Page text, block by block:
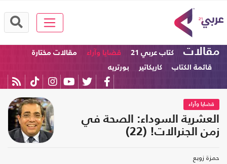
مقالات كتاب عربي 21 قضايا وآراء
مقالات مختارة
قائمة الكتاب
كاريكاتير بورتريه
قضايا وآراء
العشرية السوداء: الصحة في
زمن الجنرالات! (22)
حمزة زوبع